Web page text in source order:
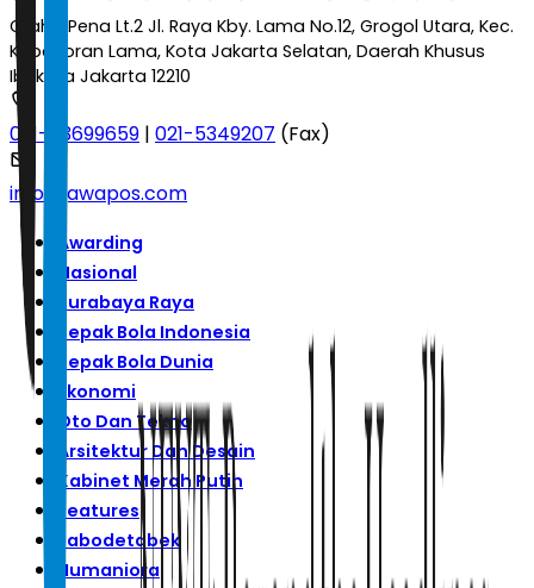
Graha Pena Lt.2 Jl. Raya Kby. Lama No.12, Grogol Utara, Kec.
Kebayoran Lama, Kota Jakarta Selatan, Daerah Khusus
Ibukota Jakarta 12210
021-53699659 | 021-5349207 (Fax)
info@jawapos.com
Awarding
Nasional
Surabaya Raya
Sepak Bola Indonesia
Sepak Bola Dunia
Ekonomi
Oto Dan Tekno
Arsitektur Dan Desain
Kabinet Merah Putih
Features
Jabodetabek
Humaniora